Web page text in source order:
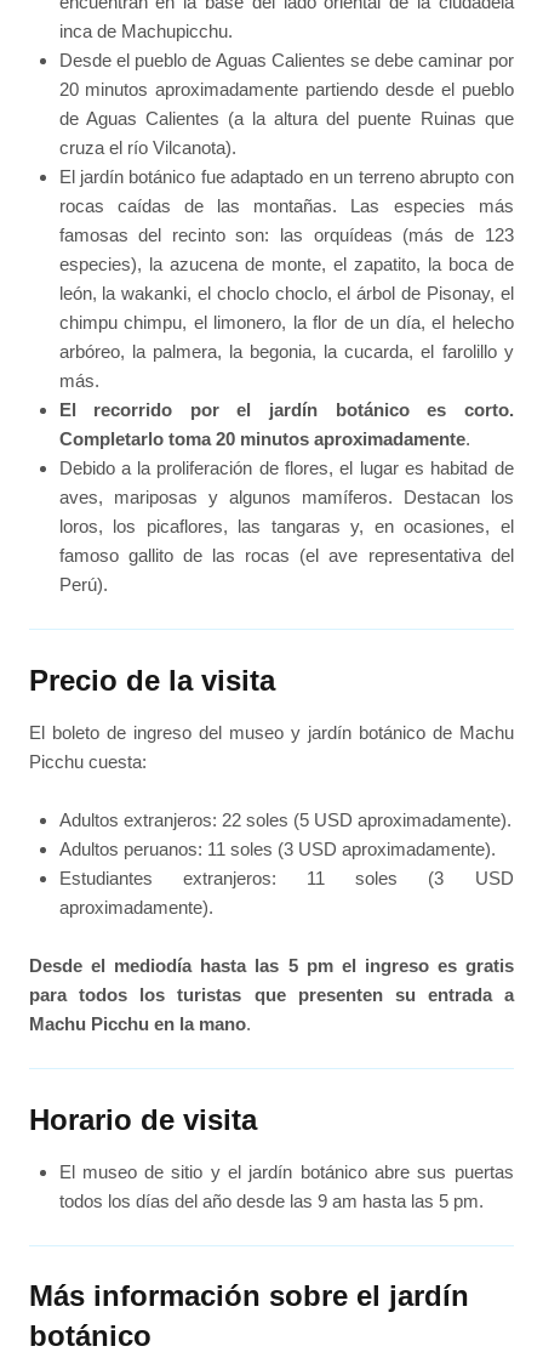
inca de Machupicchu.
Desde el pueblo de Aguas Calientes se debe caminar por
20 minutos aproximadamente partiendo desde el pueblo
de Aguas Calientes (a la altura del puente Ruinas que
cruza el río Vilcanota).
El jardín botánico fue adaptado en un terreno abrupto con
rocas caídas de las montañas. Las especies más
famosas del recinto son: las orquídeas (más de 123
especies), la azucena de monte, el zapatito, la boca de
león, la wakanki, el choclo choclo, el árbol de Pisonay, el
chimpu chimpu, el limonero, la flor de un día, el helecho
arbóreo, la palmera, la begonia, la cucarda, el farolillo y
más.
El recorrido por el jardín botánico es corto.
Completarlo toma 20 minutos aproximadamente.
Debido a la proliferación de flores, el lugar es habitad de
aves, mariposas y algunos mamíferos. Destacan los
loros, los picaflores, las tangaras y, en ocasiones, el
famoso gallito de las rocas (el ave representativa del
Perú).
Precio de la visita
El boleto de ingreso del museo y jardín botánico de Machu
Picchu cuesta:
Adultos extranjeros: 22 soles (5 USD aproximadamente).
Adultos peruanos: 11 soles (3 USD aproximadamente).
Estudiantes extranjeros: 11 soles (3 USD
aproximadamente).
Desde el mediodía hasta las 5 pm el ingreso es gratis
para todos los turistas que presenten su entrada a
Machu Picchu en la mano.
Horario de visita
El museo de sitio y el jardín botánico abre sus puertas
todos los días del año desde las 9 am hasta las 5 pm.
Más información sobre el jardín
botánico